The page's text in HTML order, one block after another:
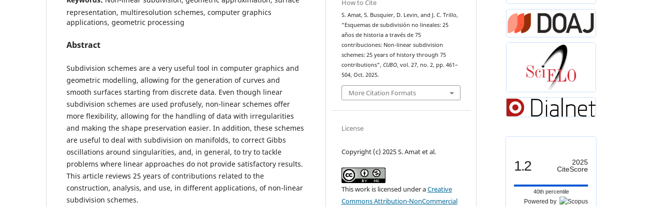
representation, multiresolution schemes, computer graphics
applications, geometric processing
Abstract
Subdivision schemes are a very useful tool in computer graphics and
geometric modelling, allowing for the generation of curves and
smooth surfaces starting from discrete data. Even though linear
subdivision schemes are used profusely, non-linear schemes offer
more flexibility, allowing for the handling of data with irregularities
and making the shape preservation easier. In addition, these schemes
are useful to deal with subdivision on manifolds, to correct Gibbs
oscillations around singularities, and, in general, to try to tackle
problems where linear approaches do not provide satisfactory results.
This article reviews 25 years of contributions related to the
construction, analysis, and use, in different applications, of non-linear
subdivision schemes.
How to Cite
S. Amat, S. Busquier, D. Levin, and J. C. Trillo,
“Esquemas de subdivisión no lineales: 25
años de historia a través de 75
contribuciones: Non-linear subdivision
schemes: 25 years of history through 75
contributions”, CUBO, vol. 27, no. 2, pp. 461–
504, Oct. 2025.
More Citation Formats
License
Copyright (c) 2025 S. Amat et al.
This work is licensed under aCreative
Commons Attribution-NonCommercial
1.2
2025
CiteScore
40th percentile
Powered by